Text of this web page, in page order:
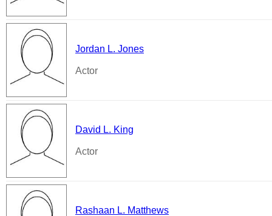
Jordan L. Jones
Actor
David L. King
Actor
Rashaan L. Matthews